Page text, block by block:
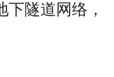
隧道网络，